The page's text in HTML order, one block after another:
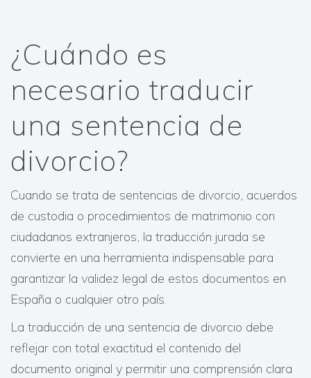
¿Cuándo es
necesario traducir
una sentencia de
divorcio?
Cuando se trata de sentencias de divorcio, acuerdos
de custodia o procedimientos de matrimonio con
ciudadanos extranjeros, la traducción jurada se
convierte en una herramienta indispensable para
garantizar la validez legal de estos documentos en
España o cualquier otro país.
La traducción de una sentencia de divorcio debe
reflejar con total exactitud el contenido del
documento original y permitir una comprensión clara